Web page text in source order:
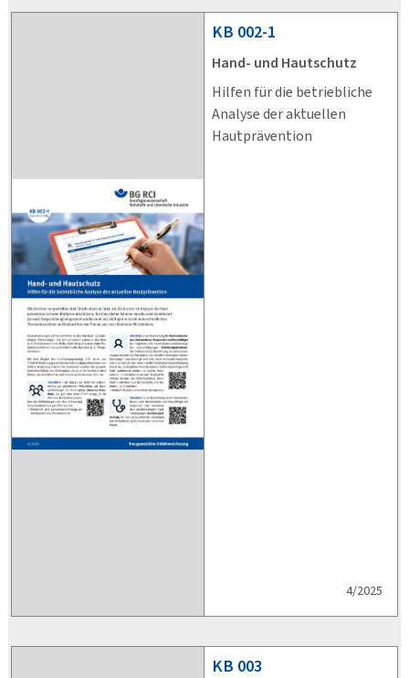
KB 002-1
Hand- und Hautschutz
Hilfen für die betriebliche
Analyse der aktuellen
Hautprävention
4/2025
KB 003